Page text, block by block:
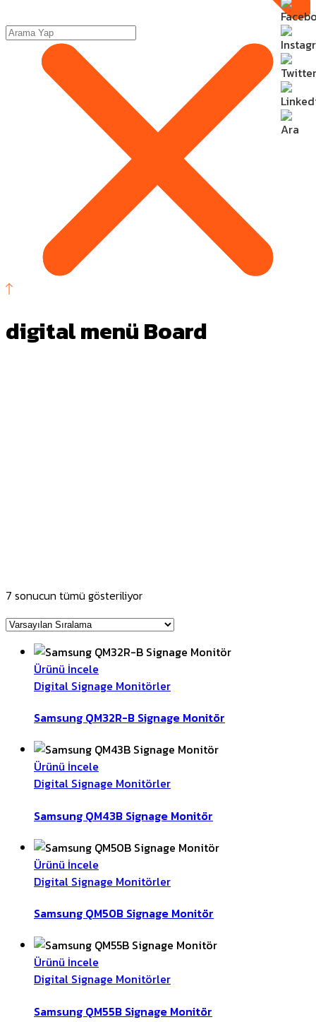
digital menü Board
7 sonucun tümü gösteriliyor
Ürünü İncele
Digital Signage Monitörler
Samsung QM32R-B Signage Monitör
Ürünü İncele
Digital Signage Monitörler
Samsung QM43B Signage Monitör
Ürünü İncele
Digital Signage Monitörler
Samsung QM50B Signage Monitör
Ürünü İncele
Digital Signage Monitörler
Samsung QM55B Signage Monitör